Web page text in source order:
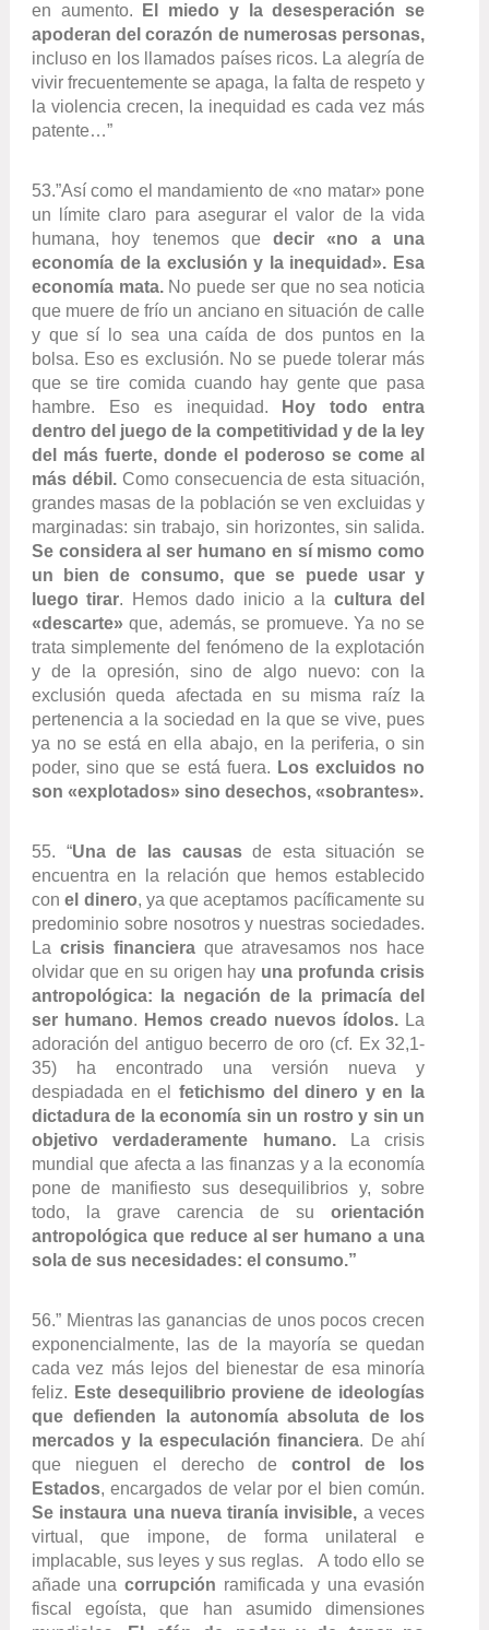
en aumento.
El miedo y la desesperación se
apoderan del corazón de numerosas personas,
incluso en los llamados países ricos. La alegría de
vivir frecuentemente se apaga, la falta de respeto y
la violencia crecen, la inequidad es cada vez más
patente…”
53.”Así como el mandamiento de «no matar» pone
un límite claro para asegurar el valor de la vida
humana, hoy tenemos quedecir «no a una
economía de la exclusión y la inequidad». Esa
economía mata. No puede ser que no sea noticia
que muere de frío un anciano en situación de calle
y que sí lo sea una caída de dos puntos en la
bolsa. Eso es exclusión. No se puede tolerar más
que se tire comida cuando hay gente que pasa
hambre. Eso es inequidad. Hoy todo entra
dentro del juego de la competitividad y de la ley
del más fuerte, donde el poderoso se come al
más débil. Como consecuencia de esta situación,
grandes masas de la población se ven excluidas y
marginadas: sin trabajo, sin horizontes, sin salida.
Se considera al ser humano en sí mismo como
un bien de consumo, que se puede usar y
luego tirar. Hemos dado inicio a la cultura del
«descarte» que, además, se promueve. Ya no se
trata simplemente del fenómeno de la explotación
y de la opresión, sino de algo nuevo: con la
exclusión queda afectada en su misma raíz la
pertenencia a la sociedad en la que se vive, pues
ya no se está en ella abajo, en la periferia, o sin
poder, sino que se está fuera. Los excluidos no
son «explotados» sino desechos, «sobrantes».
55. “Una de las causasde esta situación se
encuentra en la relación que hemos establecido
conel dinero, ya que aceptamos pacíficamente su
predominio sobre nosotros y nuestras sociedades.
La crisis financieraque atravesamos nos hace
olvidar que en su origen hay una profunda crisis
antropológica: la negación de la primacía del
ser humano. Hemos creado nuevos ídolos. La
adoración del antiguo becerro de oro (cf. Ex 32,1-
35) ha encontrado una versión nueva y
despiadada en el fetichismo del dinero y en la
dictadura de la economía sin un rostro y sin un
objetivo verdaderamente humano.La crisis
mundial que afecta a las finanzas y a la economía
pone de manifiesto sus desequilibrios y, sobre
todo, la grave carencia de suorientación
antropológica que reduce al ser humano a una
sola de sus necesidades: el consumo.”
56.” Mientras las ganancias de unos pocos crecen
exponencialmente, las de la mayoría se quedan
cada vez más lejos del bienestar de esa minoría
feliz. Este desequilibrio proviene de ideologías
que defienden la autonomía absoluta de los
mercados y la especulación financiera. De ahí
que nieguen el derecho decontrol de los
Estados, encargados de velar por el bien común.
Se instaura una nueva tiranía invisible, a veces
virtual, que impone, de forma unilateral e
implacable, sus leyes y sus reglas. A todo ello se
añade una corrupción ramificada y una evasión
fiscal egoísta, que han asumido dimensiones